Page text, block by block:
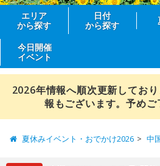
エリア
から探す
日付
から探す
今日開催
イベント
2026年情報へ順次更新してお
報もございます。予めご
夏休みイベント・おでかけ2026 中